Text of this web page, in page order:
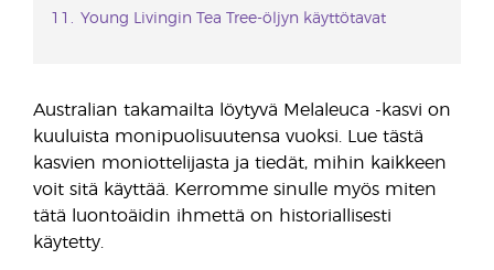
Young Livingin Tea Tree-öljyn käyttötavat
Australian takamailta löytyvä Melaleuca -kasvi on
kuuluista monipuolisuutensa vuoksi. Lue tästä
kasvien moniottelijasta ja tiedät, mihin kaikkeen
voit sitä käyttää. Kerromme sinulle myös miten
tätä luontoäidin ihmettä on historiallisesti
käytetty.